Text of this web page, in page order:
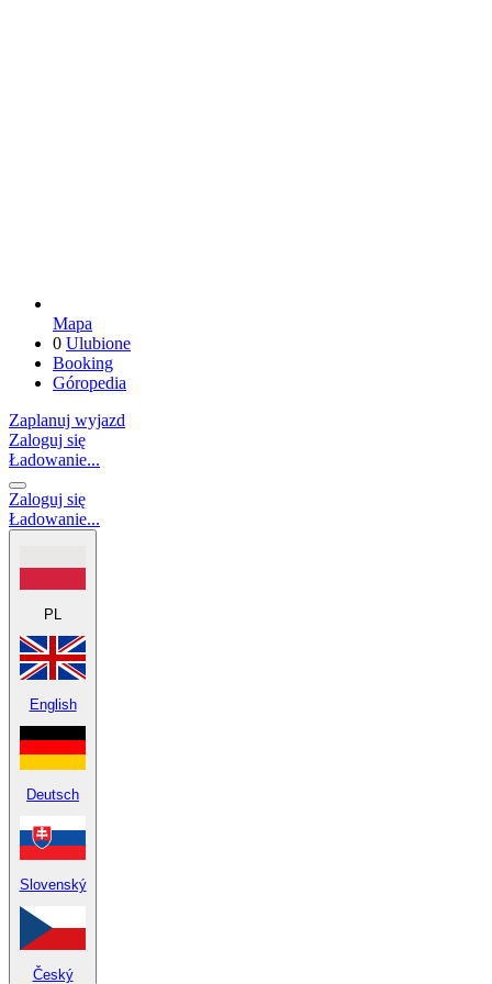
Mapa
0 Ulubione
Booking
Góropedia
Zaplanuj wyjazd
Zaloguj się
Ładowanie...
Zaloguj się
Ładowanie...
PL
English
Deutsch
Slovenský
Český